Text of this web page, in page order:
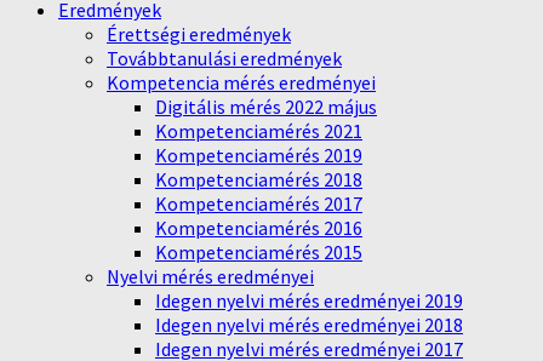
Eredmények
Érettségi eredmények
Továbbtanulási eredmények
Kompetencia mérés eredményei
Digitális mérés 2022 május
Kompetenciamérés 2021
Kompetenciamérés 2019
Kompetenciamérés 2018
Kompetenciamérés 2017
Kompetenciamérés 2016
Kompetenciamérés 2015
Nyelvi mérés eredményei
Idegen nyelvi mérés eredményei 2019
Idegen nyelvi mérés eredményei 2018
Idegen nyelvi mérés eredményei 2017